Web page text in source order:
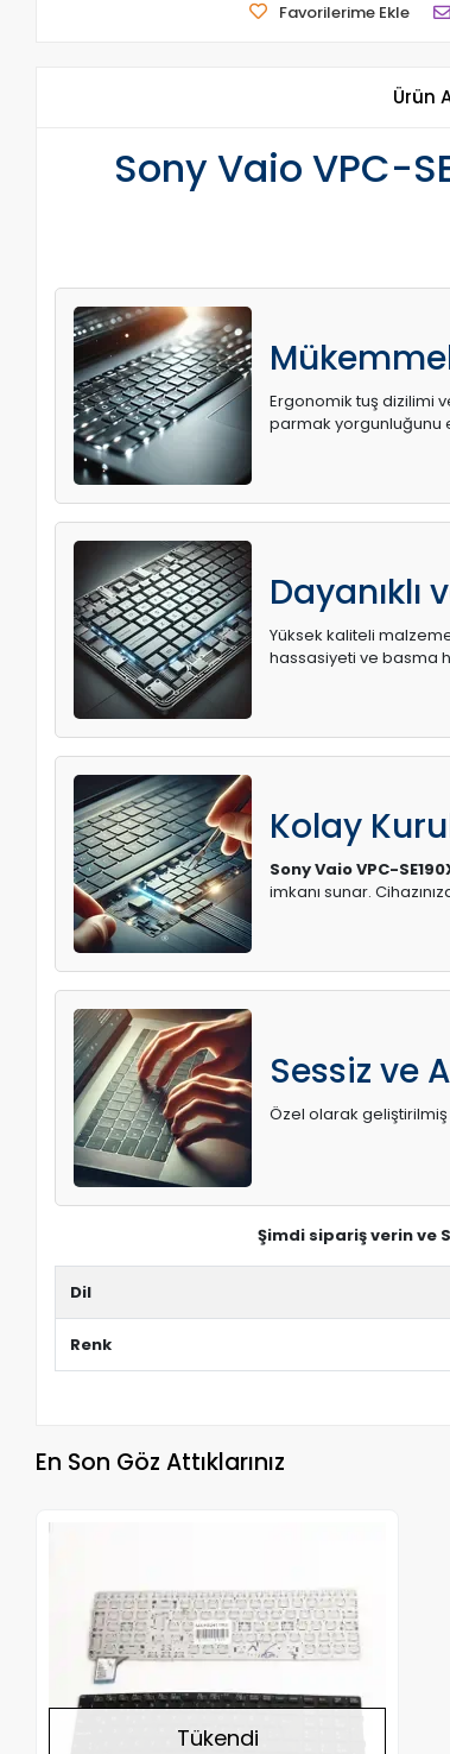
Favorilerime Ekle
Ürün
Sony Vaio VPC-
Ergonomik tuş dizilimi
parmak yorgunluğunu
Dayanıklı
Yüksek kaliteli
hassasiyeti ve basma
Kolay
Sony Vaio VPC-
imkanı sunar.
Sessiz ve
Özel olarak geliştirilmiş
Şimdi sipariş verin ve
Dil
Renk
En Son Göz Attıklarınız
Tükendi